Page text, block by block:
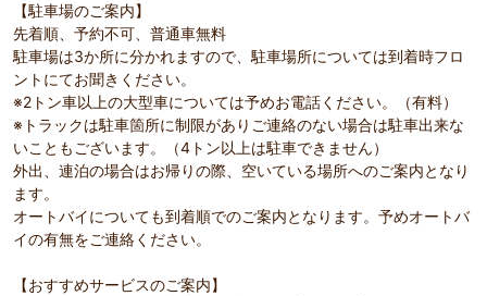
【駐車場のご案内】
先着順、予約不可、普通車無料
駐車場は3か所に分かれますので、駐車場所については到着時フロ
ントにてお聞きください。
※2トン車以上の大型車については予めお電話ください。（有料）
※トラックは駐車箇所に制限がありご連絡のない場合は駐車出来な
いこともございます。（4トン以上は駐車できません）
外出、連泊の場合はお帰りの際、空いている場所へのご案内となり
ます。
オートバイについても到着順でのご案内となります。予めオートバ
イの有無をご連絡ください。
【おすすめサービスのご案内】